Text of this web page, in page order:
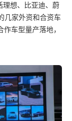
理想、比亚迪、蔚
几家外资和合资车
车型量产落地，